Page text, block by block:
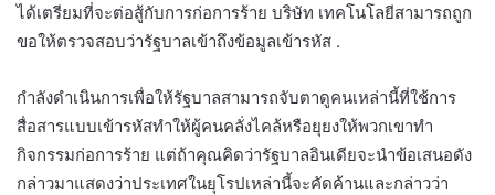
ได้เตรียมที่จะต่อสู้กับการก่อการร้าย บริษัท เทคโนโลยีสามารถถูก
ขอให้ตรวจสอบว่ารัฐบาลเข้าถึงข้อมูลเข้ารหัส .
กำลังดำเนินการเพื่อให้รัฐบาลสามารถจับตาดูคนเหล่านี้ที่ใช้การ
สื่อสารแบบเข้ารหัสทำให้ผู้คนคลั่งไคล้หรือยุยงให้พวกเขาทำ
กิจกรรมก่อการร้าย แต่ถ้าคุณคิดว่ารัฐบาลอินเดียจะนำข้อเสนอดัง
กล่าวมาแสดงว่าประเทศในยุโรปเหล่านี้จะคัดค้านและกล่าวว่า